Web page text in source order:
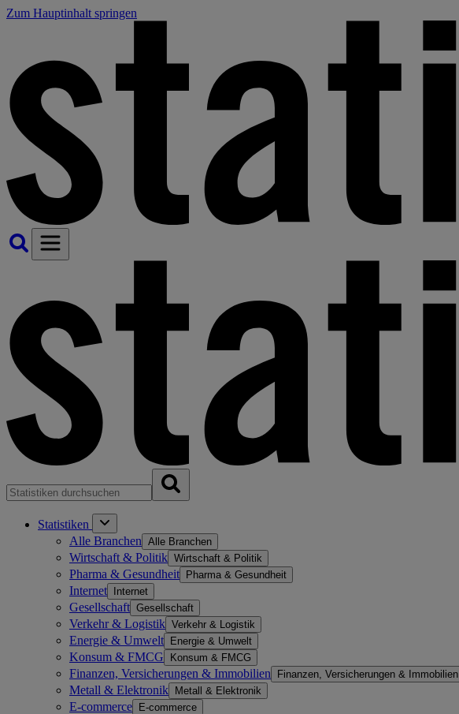
Zum Hauptinhalt springen
Statistiken
Alle Branchen Alle Branchen
Wirtschaft & Politik Wirtschaft & Politik
Pharma & Gesundheit Pharma & Gesundheit
Internet Internet
Gesellschaft Gesellschaft
Verkehr & Logistik Verkehr & Logistik
Energie & Umwelt Energie & Umwelt
Konsum & FMCG Konsum & FMCG
Finanzen, Versicherungen & Immobilien Finanzen, Versicherungen & Immobilien
Metall & Elektronik Metall & Elektronik
E-commerce E-commerce